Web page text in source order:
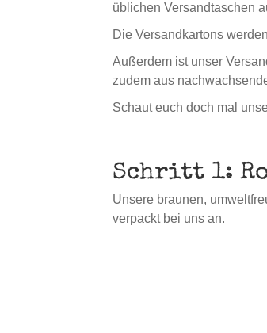
üblichen Versandtaschen
Die Versandkartons
Außerdem ist unser
zudem aus
Schaut euch doch mal
Schritt 1:
Unsere braunen,
verpackt bei uns an.